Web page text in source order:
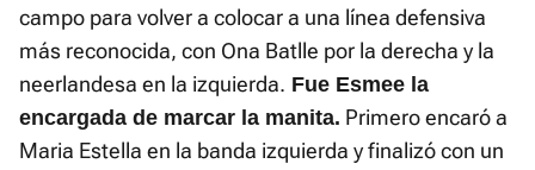
campo para volver a colocar a una línea defensiva
más reconocida, con Ona Batlle por la derecha y la
neerlandesa en la izquierda. Fue Esmee la
encargada de marcar la manita. Primero encaró a
Maria Estella en la banda izquierda y finalizó con un